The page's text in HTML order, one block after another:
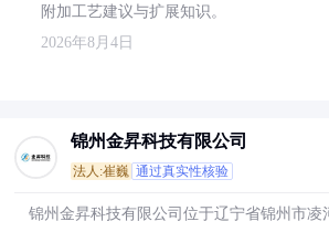
附加工艺建议与扩展知识。
2026年8月4日
锦州金昇科技有限公司
法人:崔巍 通过真实性核验
锦州金昇科技有限公司位于辽宁省锦州市凌